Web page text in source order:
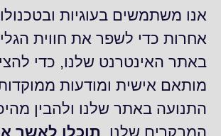
פורום ציות
פורום ביומד ופארמה
פורום יועמ"ש בצפון
פורום חברות דואליות/נסחרות בניו
פורום משפט מסחרי
קבוצת "עדכונים משפטיים"
אנו משתמשים בעוגיות
אחרות כדי לשפר את חווית
באתר האינטרנט שלנו, כדי
מותאם אישית ומודעות
התנועה באתר שלנו ולהבין
המבקרים שלנו. תוכלו לאשר